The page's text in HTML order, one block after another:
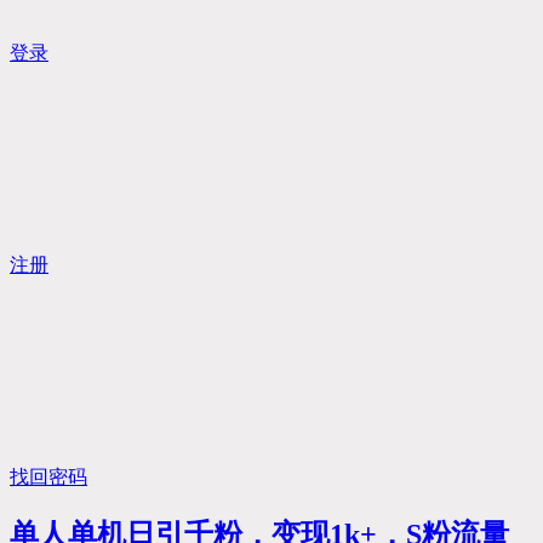
登录
注册
找回密码
单人单机日引千粉，变现1k+，S粉流量